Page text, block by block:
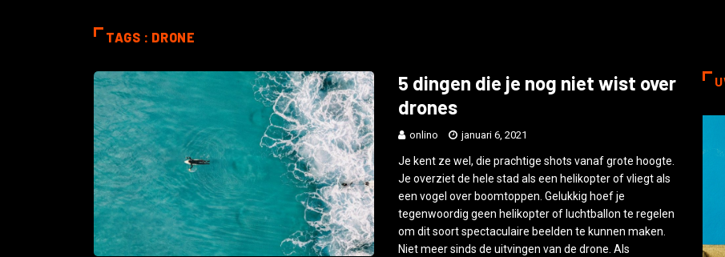
TAGS : DRONE
5 dingen die je nog niet wist over
drones
onlino januari 6, 2021
Je kent ze wel, die prachtige shots vanaf grote hoogte.
Je overziet de hele stad als een helikopter of vliegt als
een vogel over boomtoppen. Gelukkig hoef je
tegenwoordig geen helikopter of luchtballon te regelen
om dit soort spectaculaire beelden te kunnen maken.
Niet meer sinds de uitvingen van de drone. Als